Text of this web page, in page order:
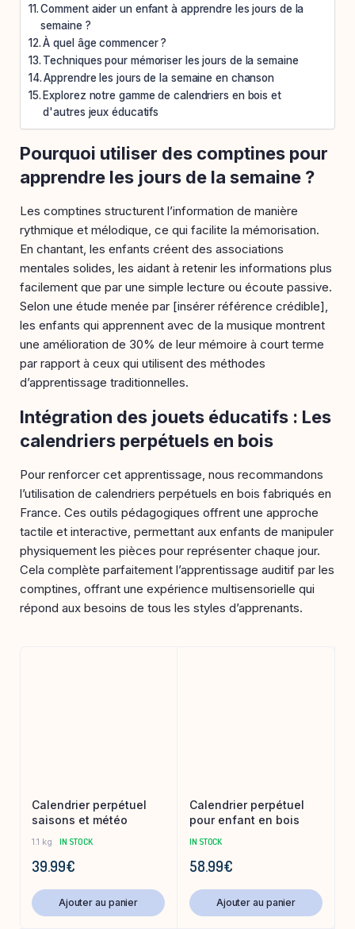
Comment aider un enfant à apprendre les jours de la
semaine ?
À quel âge commencer ?
Techniques pour mémoriser les jours de la semaine
Apprendre les jours de la semaine en chanson
Explorez notre gamme de calendriers en bois et
d'autres jeux éducatifs
Pourquoi utiliser des comptines pour
apprendre les jours de la semaine ?
Les comptines structurent l’information de manière
rythmique et mélodique, ce qui facilite la mémorisation.
En chantant, les enfants créent des associations
mentales solides, les aidant à retenir les informations plus
facilement que par une simple lecture ou écoute passive.
Selon une étude menée par [insérer référence crédible],
les enfants qui apprennent avec de la musique montrent
une amélioration de 30% de leur mémoire à court terme
par rapport à ceux qui utilisent des méthodes
d’apprentissage traditionnelles.
Intégration des jouets éducatifs : Les
calendriers perpétuels en bois
Pour renforcer cet apprentissage, nous recommandons
l’utilisation de calendriers perpétuels en bois fabriqués en
France. Ces outils pédagogiques offrent une approche
tactile et interactive, permettant aux enfants de manipuler
physiquement les pièces pour représenter chaque jour.
Cela complète parfaitement l’apprentissage auditif par les
comptines, offrant une expérience multisensorielle qui
répond aux besoins de tous les styles d’apprenants.
Calendrier perpétuel
saisons et météo
1.1 kg IN STOCK
39.99€
Ajouter au panier
Calendrier perpétuel
pour enfant en bois
IN STOCK
58.99€
Ajouter au panier